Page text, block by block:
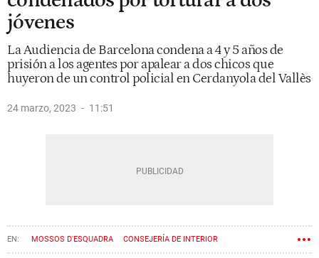
jóvenes
La Audiencia de Barcelona condena a 4 y 5 años de
prisión a los agentes por apalear a dos chicos que
huyeron de un control policial en Cerdanyola del Vallès
24 marzo, 2023 11:51
MOSSOS D'ESQUADRA CONSEJERÍA DE INTERIOR